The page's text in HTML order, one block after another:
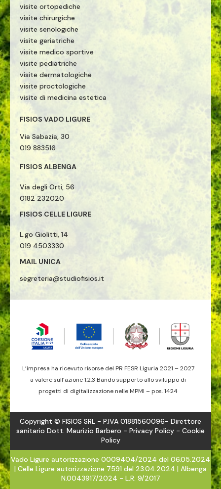
visite ortopediche
visite chirurgiche
visite senologiche
visite geriatriche
visite medico sportive
visite pediatriche
visite dermatologiche
visite proctologiche
visite di medicina estetica
FISIOS VADO LIGURE
Via Sabazia, 30
019 883516
FISIOS ALBENGA
Via degli Orti, 56
0182 232020
FISIOS CELLE LIGURE
L.go Giolitti, 14
019 4503330
MAIL UNICA
segreteria@studiofisios.it
L’impresa ha ricevuto risorse del PR FESR Liguria 2021 – 2027
a valere sull’azione 1.2.3 Bando supporto allo sviluppo di
progetti di digitalizzazione nelle MPMI – pos. 1424
Copyright © FISIOS SRL - P.IVA 01881560096- Direttore
sanitario Dott. Maurizio Barbero - Privacy Policy - Cookie
Policy
Vado Ligure autorizzazione 0009404/2024 del 06.05.2024
| Celle Ligure autorizzazione 7591 del 23.04.2024 | Albenga
N.0043917/2024 - L.R. 9/2017